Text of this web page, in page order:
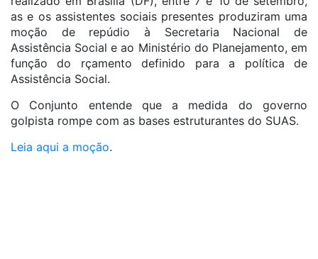
as e os assistentes sociais presentes produziram uma
moção de repúdio à Secretaria Nacional de
Assistência Social e ao Ministério do Planejamento, em
função do rçamento definido para a política de
Assistência Social.
O Conjunto entende que a medida do governo
golpista rompe com as bases estruturantes do SUAS.
Leia aqui a moção.